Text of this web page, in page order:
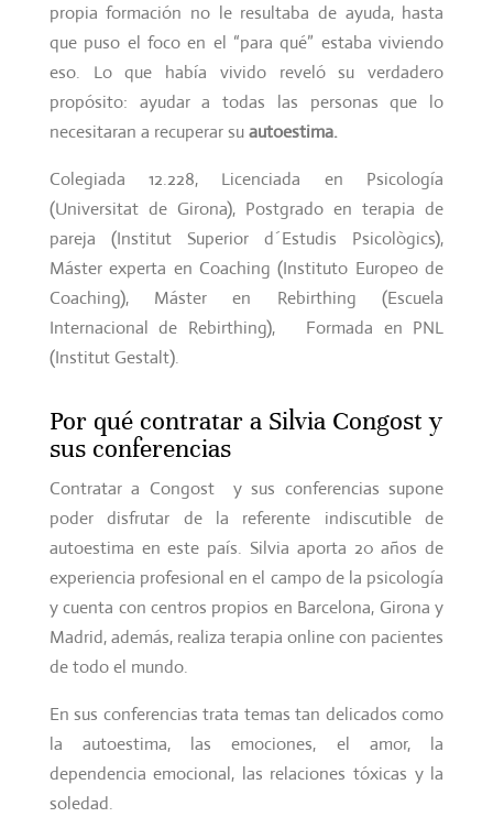
propia formación no le resultaba de ayuda, hasta
que puso el foco en el “para qué” estaba viviendo
eso. Lo que había vivido reveló su verdadero
propósito: ayudar a todas las personas que lo
necesitaran a recuperar su autoestima.
Colegiada 12.228, Licenciada en Psicología
(Universitat de Girona), Postgrado en terapia de
pareja (Institut Superior d´Estudis Psicològics),
Máster experta en Coaching (Instituto Europeo de
Coaching), Máster en Rebirthing (Escuela
Internacional de Rebirthing), Formada en PNL
(Institut Gestalt).
Por qué contratar a Silvia Congost y
sus conferencias
Contratar a Congost y sus conferencias supone
poder disfrutar de la referente indiscutible de
autoestima en este país. Silvia aporta 20 años de
experiencia profesional en el campo de la psicología
y cuenta con centros propios en Barcelona, ​​Girona y
Madrid, además, realiza terapia online con pacientes
de todo el mundo.
En sus conferencias trata temas tan delicados como
la autoestima, las emociones, el amor, la
dependencia emocional, las relaciones tóxicas y la
soledad.